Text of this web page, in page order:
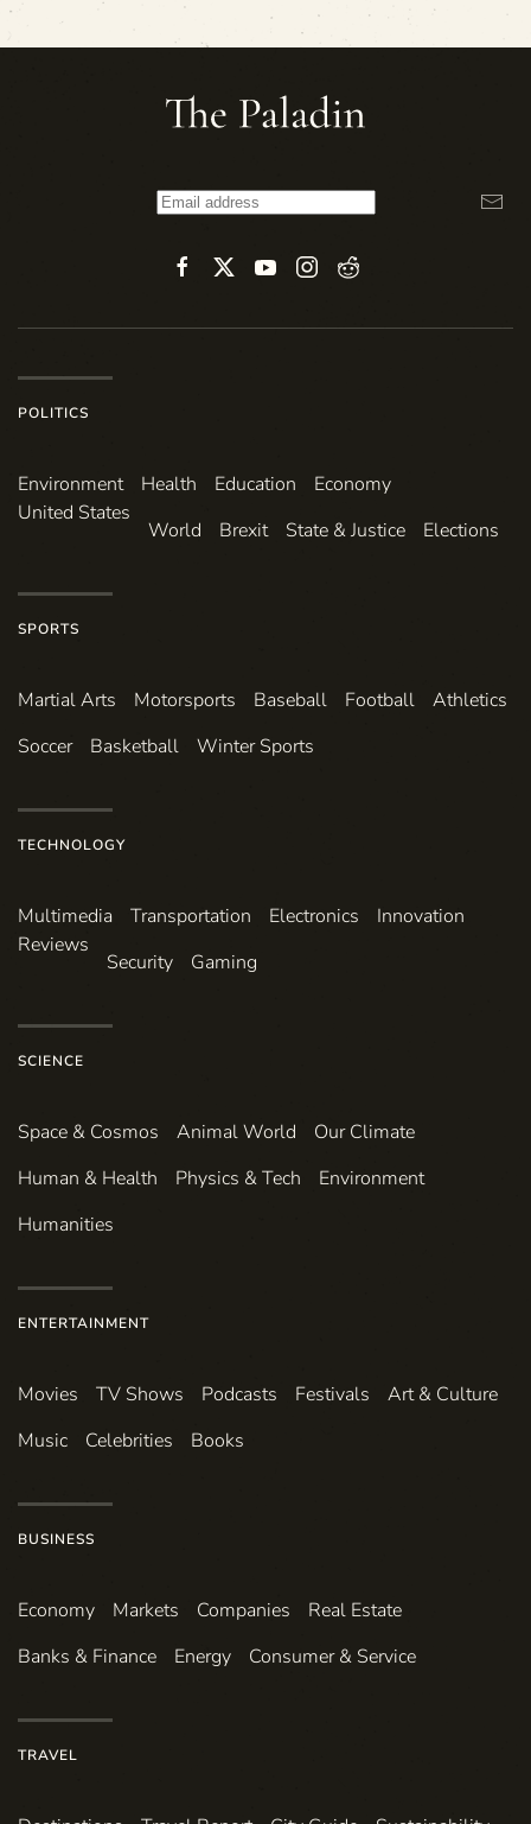
POLITICS
Environ­ment Health Education
Economy
United States
World Brexit State & Justice Elections
SPORTS
Martial Arts Motorsports Baseball Football
Athletics
Soccer
Basketball Winter Sports
TECHNOLOGY
Multimedia Transportation Electronics
Innovation
Reviews
Security Gaming
SCIENCE
Space & Cosmos Animal World
Our Climate
Human & Health
Physics & Tech
Environment
Humanities
ENTERTAINMENT
Movies TV Shows Podcasts Festivals
Art & Culture
Music
Celebrities Books
BUSINESS
Economy Markets Companies
Real Estate
Banks & Finance
Energy Consumer & Service
TRAVEL